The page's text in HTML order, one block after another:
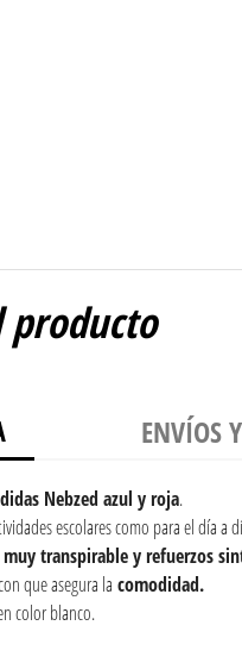
producto
ENVÍOS
Nebzed azul y roja.
escolares como para el día a
transpirable y refuerzos
que asegura la comodidad.
color blanco.